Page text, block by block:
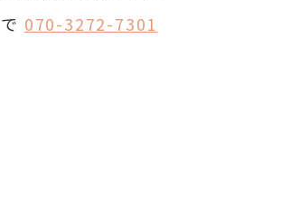
070-3272-7301